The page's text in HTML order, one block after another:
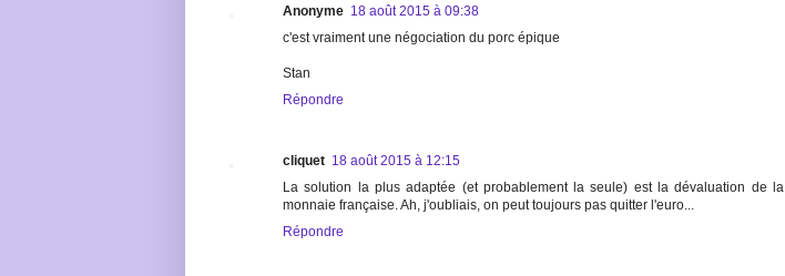
Anonyme 18 août 2015 à 09:38
c'est vraiment une négociation du porc épique
Stan
Répondre
cliquet 18 août 2015 à 12:15
La solution la plus adaptée (et probablement la seule) est la dévaluation de la
monnaie française. Ah, j'oubliais, on peut toujours pas quitter l'euro...
Répondre